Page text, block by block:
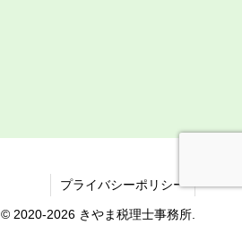
プライバシーポリシー
© 2020-2026 きやま税理士事務所.